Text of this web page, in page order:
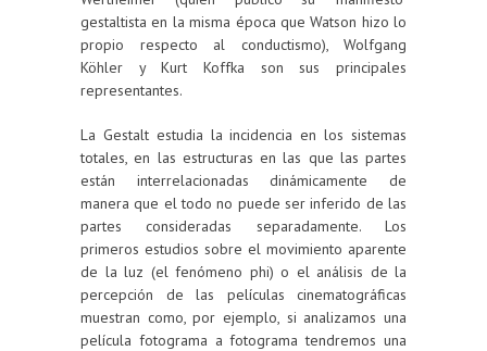
gestaltista en la misma época que Watson hizo lo
propio respecto al conductismo), Wolfgang
Köhler y Kurt Koffka son sus principales
representantes.
La Gestalt estudia la incidencia en los sistemas
totales, en las estructuras en las que las partes
están interrelacionadas dinámicamente de
manera que el todo no puede ser inferido de las
partes consideradas separadamente. Los
primeros estudios sobre el movimiento aparente
de la luz (el fenómeno phi) o el análisis de la
percepción de las películas cinematográficas
muestran como, por ejemplo, si analizamos una
película fotograma a fotograma tendremos una